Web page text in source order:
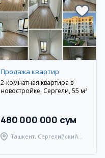
Продажа квартир
2-комнатная квартира в
новостройке, Сергели, 55 м²
480 000 000 сум
Ташкент, Сергелийский